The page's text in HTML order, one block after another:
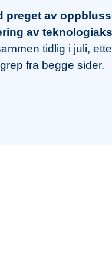
preget av
av
tidlig i juli,
fra begge sider.